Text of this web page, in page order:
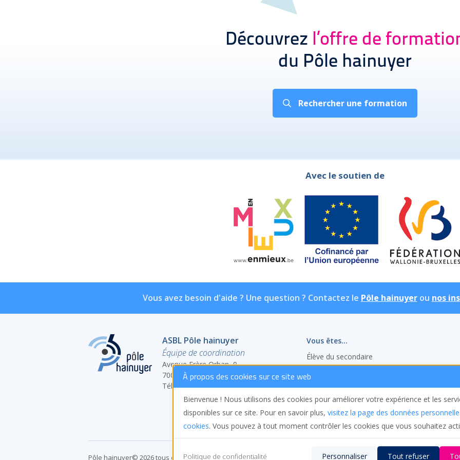
À propos des cookies sur ce site web
Bienvenue ! Nous utilisons des cookies pour améliorer votre expérience et les
disponibles sur ce site. Pour en savoir plus, visitez la page des données
cookies. Vous pouvez à tout moment contrôler les cookies que vous souhaitez
Tout refuser
Personnaliser
Politique de confidentialité
Découvrez l’offre de
du Pôle hainuyer
Rechercher une formation
Avec le soutien de
Vous avez besoin d'aide ? Une question ? Contactez le Pôle hainuyerou nos
ASBL Pôle hainuyer
Équipe de coordination
Avenue Frère Orban, 9
7000 Mons
Tél : 065/55.20.22
Vous êtes...
Élève du secondaire
Adulte en reprise d’études
Étudiant en échange
Enseignant ou chercheur
Pôle hainuyer© 2026 tous droits réservés